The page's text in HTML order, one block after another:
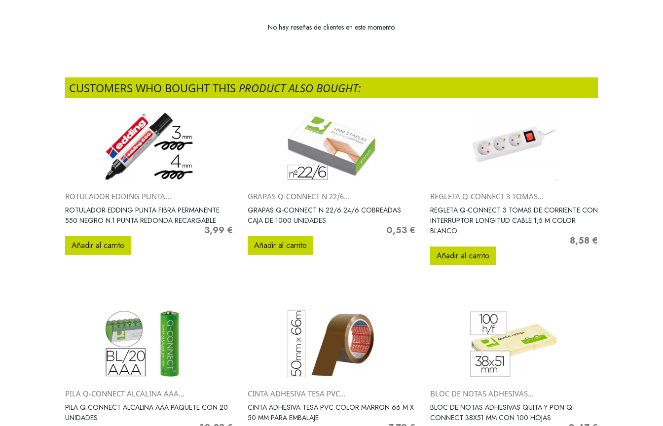
No hay reseñas de clientes en este momento.
CUSTOMERS WHO BOUGHT THIS PRODUCT ALSO BOUGHT:
 Vista rápida
ROTULADOR EDDING PUNTA...
ROTULADOR EDDING PUNTA FIBRA PERMANENTE
550 NEGRO N.1 PUNTA REDONDA RECARGABLE
Precio
3,99 €
Añadir al carrito
 Vista rápida
GRAPAS Q-CONNECT N 22/6...
GRAPAS Q-CONNECT N 22/6 24/6 COBREADAS
CAJA DE 1000 UNIDADES
Precio
0,53 €
Añadir al carrito
Vista rápida
REGLETA Q-CONNECT 3 TOMAS...
REGLETA Q-CONNECT 3 TOMAS DE CORRIENTE CON
INTERRUPTOR LONGITUD CABLE 1,5 M COLOR
BLANCO
Precio
8,58 €
Añadir al carrito
 Vista rápida
PILA Q-CONNECT ALCALINA AAA...
PILA Q-CONNECT ALCALINA AAA PAQUETE CON 20
UNIDADES
 Vista rápida
CINTA ADHESIVA TESA PVC...
CINTA ADHESIVA TESA PVC COLOR MARRON 66 M X
50 MM PARA EMBALAJE
Vista rápida
BLOC DE NOTAS ADHESIVAS...
BLOC DE NOTAS ADHESIVAS QUITA Y PON Q-
CONNECT 38X51 MM CON 100 HOJAS